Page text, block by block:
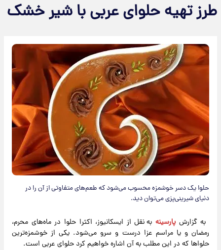
طرز تهیه حلوای عربی با شیر خشک
حلوا یک دسر خوشمزه محسوب می‌شود که طعم‌های متفاوتی از آن را در
دنیای شیرینی‌پزی می‌توان دید.
به گزارش پارسینه به نقل از ایسکانیوز، اکثرا حلوا در ماه‌های محرم،
رمضان و یا مراسم‌ عزا درست و سرو می‌شود. یکی از خوشمزه‌ترین
حلواها که در این مطلب به آن اشاره خواهیم کرد حلوای عربی است.